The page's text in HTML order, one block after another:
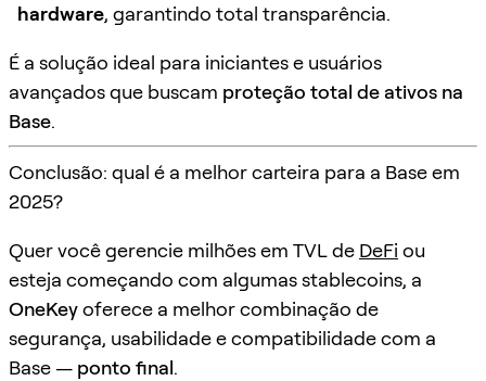
hardware, garantindo total transparência.
É a solução ideal para iniciantes e usuários
avançados que buscam proteção total de ativos na
Base.
Conclusão: qual é a melhor carteira para a Base em
2025?
Quer você gerencie milhões em TVL de DeFi ou
esteja começando com algumas stablecoins, a
OneKeyoferece a melhor combinação de
segurança, usabilidade e compatibilidade com a
Base — ponto final.